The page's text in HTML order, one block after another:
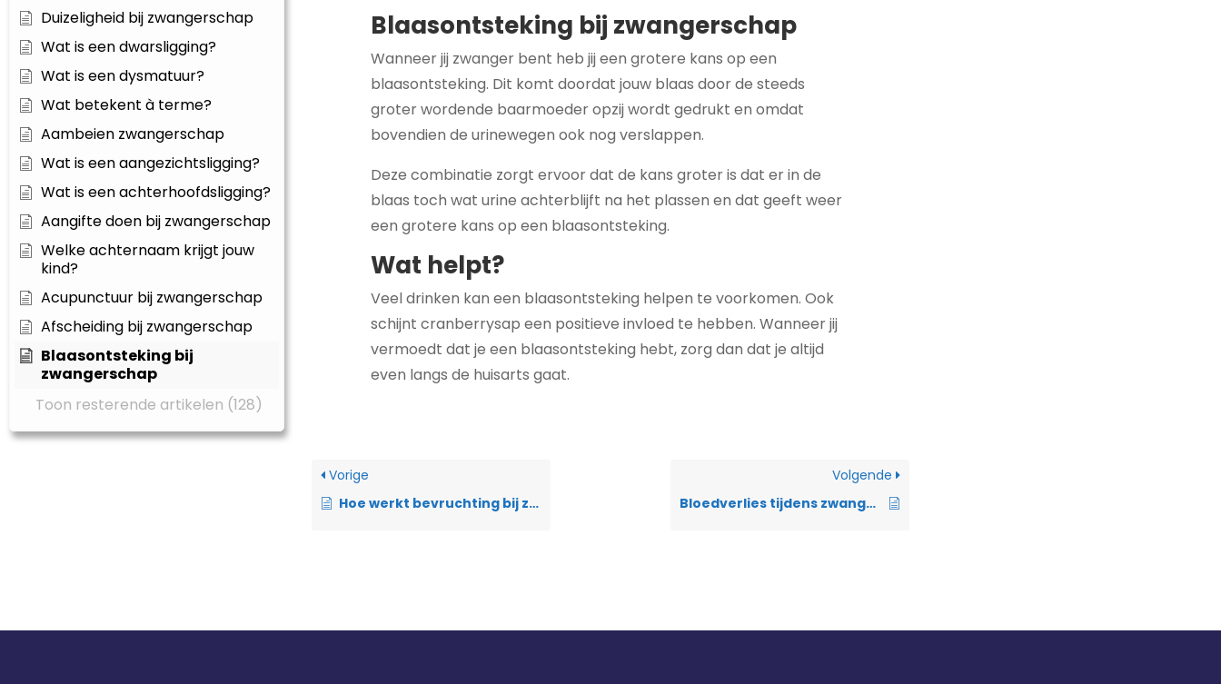
Duizeligheid bij zwangerschap
Wat is een dwarsligging?
Wat is een dysmatuur?
Wat betekent à terme?
Aambeien zwangerschap
Wat is een aangezichtsligging?
Wat is een achterhoofdsligging?
Aangifte doen bij zwangerschap
Welke achternaam krijgt jouw
kind?
Acupunctuur bij zwangerschap
Afscheiding bij zwangerschap
Blaasontsteking bij
zwangerschap
Toon resterende artikelen (128)
Blaasontsteking bij zwangerschap
Wanneer jij zwanger bent heb jij een grotere kans op een
blaasontsteking. Dit komt doordat jouw blaas door de steeds
groter wordende baarmoeder opzij wordt gedrukt en omdat
bovendien de urinewegen ook nog verslappen.
Deze combinatie zorgt ervoor dat de kans groter is dat er in de
blaas toch wat urine achterblijft na het plassen en dat geeft weer
een grotere kans op een blaasontsteking.
Wat helpt?
Veel drinken kan een blaasontsteking helpen te voorkomen. Ook
schijnt cranberrysap een positieve invloed te hebben. Wanneer jij
vermoedt dat je een blaasontsteking hebt, zorg dan dat je altijd
even langs de huisarts gaat.
Vorige
Hoe werkt bevruchting bij zwangerschap?
Volgende
Bloedverlies tijdens zwangerschap